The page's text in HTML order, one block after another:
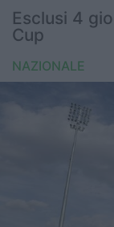
Nazionali
Rugby
Internazionale
6 Nazioni
United
Esclusi 4
Cup
NAZIONALE